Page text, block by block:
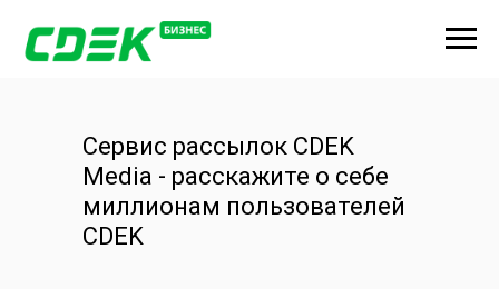
Сервис рассылок CDEK
Media - расскажите о себе
миллионам пользователей
CDEK